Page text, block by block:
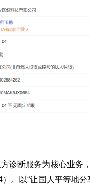
诊断服务为核心业务
。以“让国人平等地